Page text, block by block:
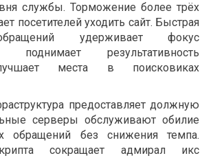
службы. Торможение более трёх
посетителей уходить сайт. Быстрая
удерживает фокус
поднимает результативность
места в поисковиках
предоставляет должную
серверы обслуживают обилие
обращений без снижения темпа.
сокращает адмирал икс